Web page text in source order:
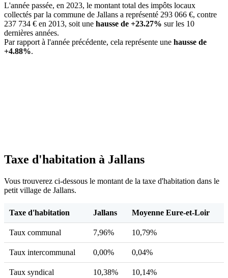
L'année passée, en 2023, le montant total des impôts locaux
collectés par la commune de Jallans a représenté 293 066 €, contre
237 734 € en 2013, soit une hausse de +23.27% sur les 10
dernières années.
Par rapport à l'année précédente, cela représente une hausse de
+4.88%.
Taxe d'habitation à Jallans
Vous trouverez ci-dessous le montant de la taxe d'habitation dans le
petit village de Jallans.
Taxe d'habitation Jallans Moyenne Eure-et-Loir
Taux communal 7,96% 10,79%
Taux intercommunal 0,00% 0,04%
Taux syndical 10,38% 10,14%